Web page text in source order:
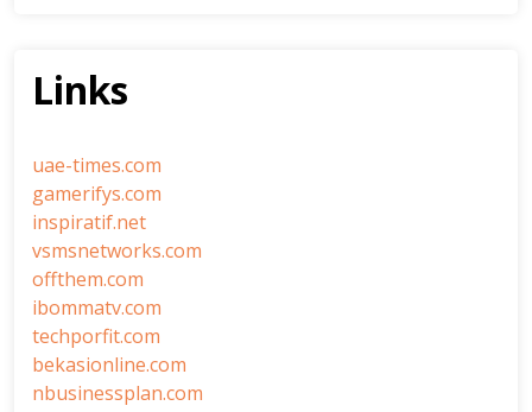
Links
uae-times.com
gamerifys.com
inspiratif.net
vsmsnetworks.com
offthem.com
ibommatv.com
techporfit.com
bekasionline.com
nbusinessplan.com